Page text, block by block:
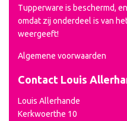
Tupperware is beschermd,
omdat zij onderdeel is van
weergeeft!
Algemene voorwaarden
Contact Louis
Louis Allerhande
Kerkwoerthe 10